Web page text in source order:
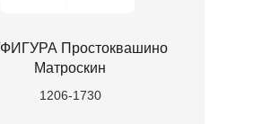
Простоквашино
Матроскин
1206-1730